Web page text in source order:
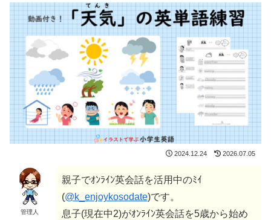
2024.12.24 2026.07.05
管理人
親子でｵﾝﾗｲﾝ英会話を活用中のﾐｲ
(@k_enjoykosodate)です。
息子(現在中2)がｵﾝﾗｲﾝ英会話を5歳から始め